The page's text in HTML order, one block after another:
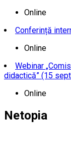
Online
Conferință
Online
Webinar
didactică” (15
Online
Netopia